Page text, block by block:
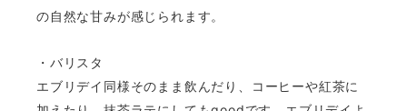
の自然な甘みが感じられます。
・バリスタ
エブリデイ同様そのまま飲んだり、コーヒーや紅茶に